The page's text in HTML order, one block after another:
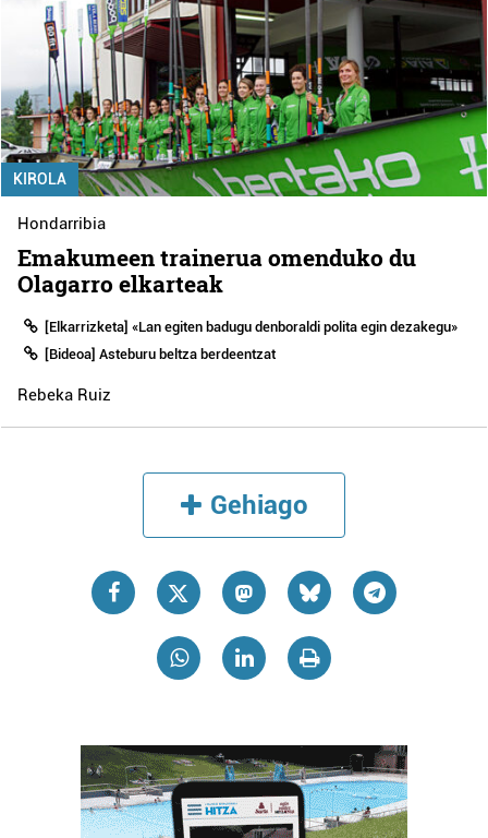
KIROLA
Hondarribia
Emakumeen trainerua omenduko du
Olagarro elkarteak
[Elkarrizketa] «Lan egiten badugu denboraldi polita egin dezakegu»
[Bideoa] Asteburu beltza berdeentzat
Rebeka Ruiz
Gehiago